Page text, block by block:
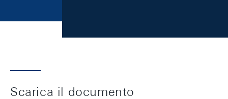
Scarica il documento